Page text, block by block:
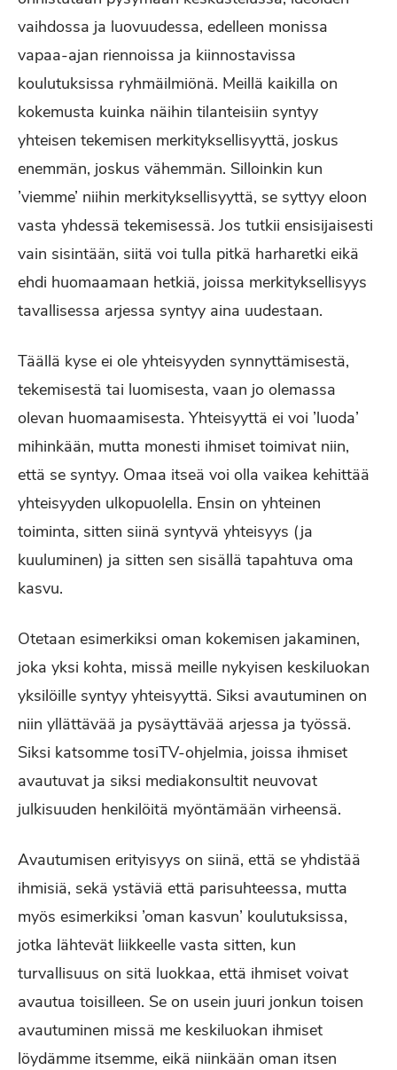
vaihdossa ja luovuudessa, edelleen monissa
vapaa-ajan riennoissa ja kiinnostavissa
koulutuksissa ryhmäilmiönä. Meillä kaikilla on
kokemusta kuinka näihin tilanteisiin syntyy
yhteisen tekemisen merkityksellisyyttä, joskus
enemmän, joskus vähemmän. Silloinkin kun
’viemme’ niihin merkityksellisyyttä, se syttyy eloon
vasta yhdessä tekemisessä. Jos tutkii ensisijaisesti
vain sisintään, siitä voi tulla pitkä harharetki eikä
ehdi huomaamaan hetkiä, joissa merkityksellisyys
tavallisessa arjessa syntyy aina uudestaan.
Täällä kyse ei ole yhteisyyden synnyttämisestä,
tekemisestä tai luomisesta, vaan jo olemassa
olevan huomaamisesta. Yhteisyyttä ei voi ’luoda’
mihinkään, mutta monesti ihmiset toimivat niin,
että se syntyy. Omaa itseä voi olla vaikea kehittää
yhteisyyden ulkopuolella. Ensin on yhteinen
toiminta, sitten siinä syntyvä yhteisyys (ja
kuuluminen) ja sitten sen sisällä tapahtuva oma
kasvu.
Otetaan esimerkiksi oman kokemisen jakaminen,
joka yksi kohta, missä meille nykyisen keskiluokan
yksilöille syntyy yhteisyyttä. Siksi avautuminen on
niin yllättävää ja pysäyttävää arjessa ja työssä.
Siksi katsomme tosiTV-ohjelmia, joissa ihmiset
avautuvat ja siksi mediakonsultit neuvovat
julkisuuden henkilöitä myöntämään virheensä.
Avautumisen erityisyys on siinä, että se yhdistää
ihmisiä, sekä ystäviä että parisuhteessa, mutta
myös esimerkiksi ’oman kasvun’ koulutuksissa,
jotka lähtevät liikkeelle vasta sitten, kun
turvallisuus on sitä luokkaa, että ihmiset voivat
avautua toisilleen. Se on usein juuri jonkun toisen
avautuminen missä me keskiluokan ihmiset
löydämme itsemme, eikä niinkään oman itsen